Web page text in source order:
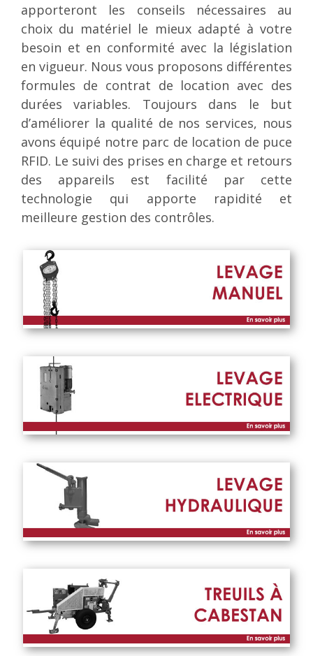
apporteront les conseils nécessaires au
choix du matériel le mieux adapté à votre
besoin et en conformité avec la législation
en vigueur. Nous vous proposons différentes
formules de contrat de location avec des
durées variables. Toujours dans le but
d’améliorer la qualité de nos services, nous
avons équipé notre parc de location de puce
RFID. Le suivi des prises en charge et retours
des appareils est facilité par cette
technologie qui apporte rapidité et
meilleure gestion des contrôles.